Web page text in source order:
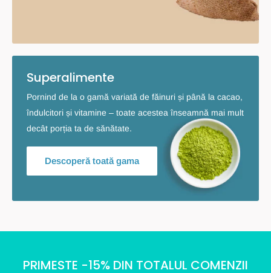
Superalimente
Pornind de la o gamă variată de făinuri și până la cacao,
îndulcitori și vitamine – toate acestea înseamnă mai mult
decât porția ta de sănătate.
Descoperă toată gama
PRIMESTE -15% DIN TOTALUL COMENZII